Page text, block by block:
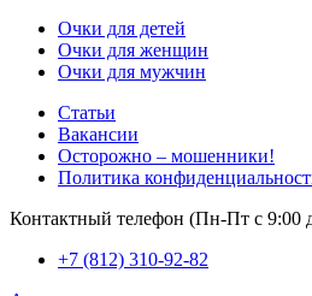
Очки для детей
Очки для женщин
Очки для мужчин
Статьи
Вакансии
Осторожно – мошенники!
Политика
Контактный телефон (Пн-Пт с 9:00
+7 (812) 310-92-82